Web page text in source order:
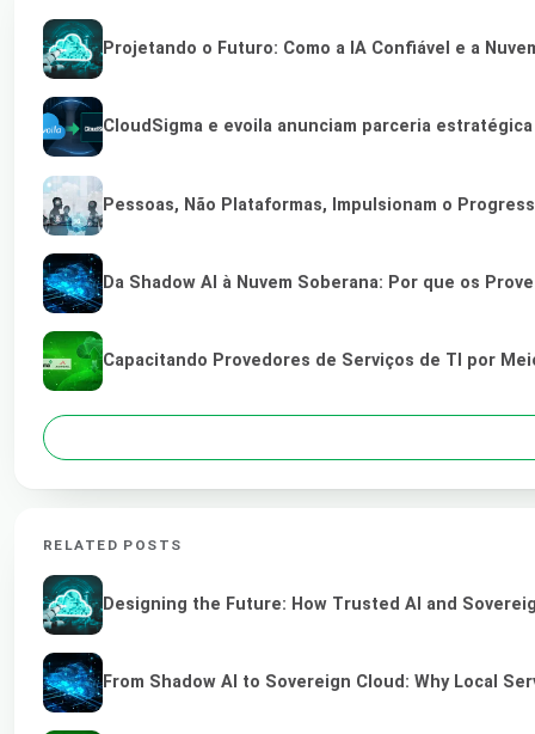
Projetando o Futuro: Como a IA Confiável e a
CloudSigma e evoila anunciam parceria
Pessoas, Não Plataformas, Impulsionam o
Da Shadow AI à Nuvem Soberana: Por que os
Capacitando Provedores de Serviços de TI por
RELATED POSTS
Designing the Future: How Trusted AI and
From Shadow AI to Sovereign Cloud: Why Local